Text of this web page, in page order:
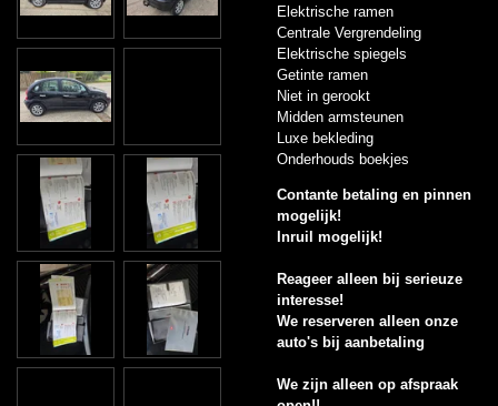
Elektrische ramen
Centrale Vergrendeling
Elektrische spiegels
Getinte ramen
Niet in gerookt
Midden armsteunen
Luxe bekleding
Onderhouds boekjes
Contante betaling en pinnen
mogelijk!
Inruil mogelijk!
Reageer alleen bij serieuze
interesse!
We reserveren alleen onze
auto's bij aanbetaling
We zijn alleen op afspraak